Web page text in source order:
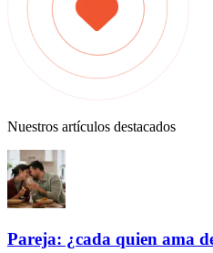
Nuestros artículos destacados
Pareja: ¿cada quien ama